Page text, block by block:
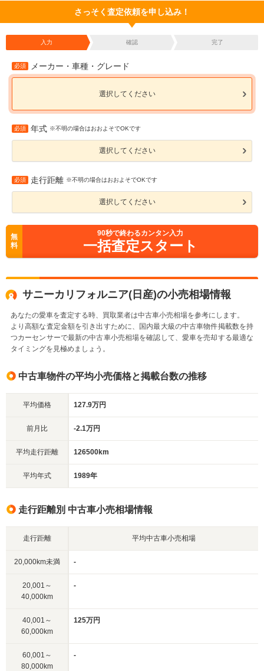
さっそく査定依頼を申し込み！
入力 確認 完了
必須 メーカー・車種・グレード
選択してください
必須 年式 ※不明の場合はおおよそでOKです
選択してください
必須 走行距離 ※不明の場合はおおよそでOKです
選択してください
無
料
90秒で終わるカンタン入力
一括査定スタート
サニーカリフォルニア(日産)の小売相場情報
あなたの愛車を査定する時、買取業者は中古車小売相場を参考にします。
より高額な査定金額を引き出すために、国内最大級の中古車物件掲載数を持
つカーセンサーで最新の中古車小売相場を確認して、愛車を売却する最適な
タイミングを見極めましょう。
中古車物件の平均小売価格と掲載台数の推移
平均価格 127.9万円
前月比 -2.1万円
平均走行距離 126500km
平均年式 1989年
走行距離別 中古車小売相場情報
走行距離 平均中古車小売相場
20,000km未満 -
20,001～
40,000km
-
40,001～
60,000km
125万円
60,001～
80,000km
-